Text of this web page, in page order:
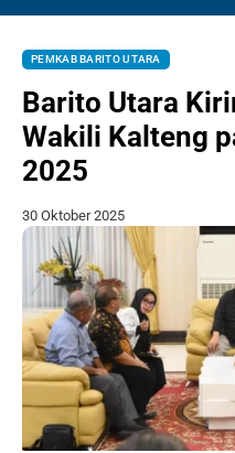
PEMKAB BARITO UTARA
Barito Utara
Wakili Kalteng
2025
30 Oktober 2025